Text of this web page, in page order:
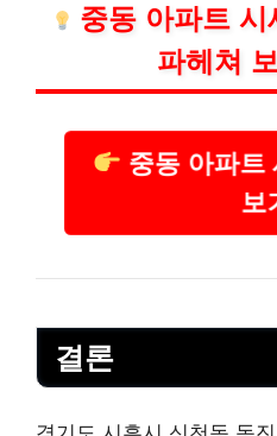
중동 아파트
파헤쳐
중동 아파트
보
결론